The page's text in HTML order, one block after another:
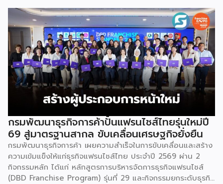
รวมกว่า 250 บูธ บนพื้นที่ 15,000 ตารางเมตร หวังเป็นทาง
เลือกสร้างรายได้เพิ่มและพยุงเศรษฐกิจไทยให้ฟื้นตัว เสิร์ฟครบ
จบในงานด้วยสินเชื่อ และทำเลทองทั่วประเทศ พร้อมเสวนาให้
ความรู้โดยผู้ทรงคุณวุฒิคับคั่ง และกิจกรรมเจรจาจับคู่ธุรกิจทั้งใน
และต่างประเทศ งานจัดต่อเนื่องระหว่างวันที่ 6-9 สิงหาคมนี้ ที่
ฮอลล์ 6-8 อิมแพ็คเมืองทองธานี คาดเม็ดเงินสะพัดในงานราว
220 ล้านบาท นายพูนพงษ์ นัยนาภากรณ์ อธิบดีกรมพัฒนา
ธุรกิจการค้า กระทรวงพาณิชย์ กล่าวว่า งาน ” Franchise Expo
Thailand & Thailand E-Commerce Selection Expo
(TESE 2026) เป็นเวทีแสดงธุรกิจแฟรนไชส์และโซลูชั่นส์แบบครบ
วงจร […]
กรมพัฒนาธุรกิจการค้าปั้นแฟรนไชส์ไทยรุ่นใหม่ปี
69 สู่มาตรฐานสากล ขับเคลื่อนเศรษฐกิจยั่งยืน
กรมพัฒนาธุรกิจการค้า เผยความสำเร็จในการขับเคลื่อนและสร้าง
ความเข้มแข็งให้แก่ธุรกิจแฟรนไชส์ไทย ประจำปี 2569 ผ่าน 2
กิจกรรมหลัก ได้แก่ หลักสูตรการบริหารจัดการธุรกิจแฟรนไชส์
(DBD Franchise Program) รุ่นที่ 29 และกิจกรรมยกระดับธุรกิจ